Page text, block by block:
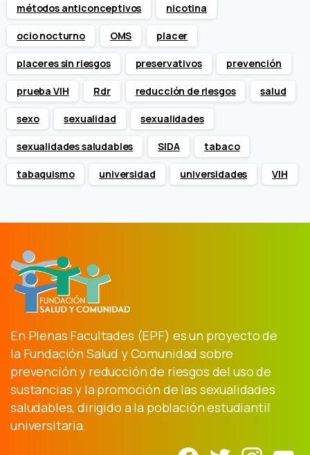
métodos anticonceptivos nicotina
ocio nocturno OMS placer
placeres sin riesgos preservativos prevención
prueba VIH Rdr reducción de riesgos salud
sexo sexualidad sexualidades
sexualidades saludables SIDA tabaco
tabaquismo universidad universidades VIH
En Plenas Facultades (EPF) es un proyecto de
la Fundación Salud y Comunidad sobre
prevención y reducción de riesgos del uso de
sustancias y la promoción de las sexualidades
saludables, dirigido a la población estudiantil
universitaria.